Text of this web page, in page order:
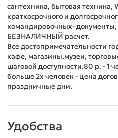
сантехника, бытовая техника,
краткосрочного и
командировочных-
БЕЗНАЛИЧНЫЙ расчет.
Все достопримечательности
кафе, магазины,музеи,
шаговой доступности.80 р. - 1
больше 2х человек - цена
праздничные дни.
Удобства